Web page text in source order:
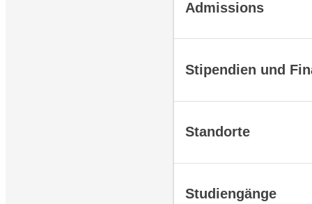
Admissions
Stipendien und
Standorte
Studiengänge